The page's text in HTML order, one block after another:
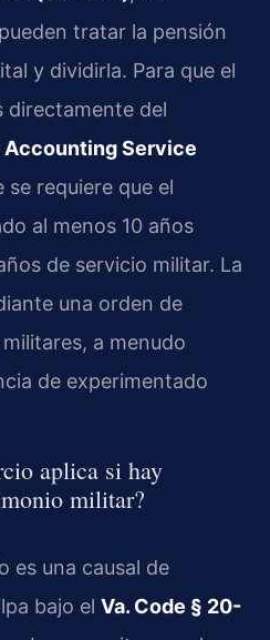
tratar la pensión
y dividirla. Para que el
directamente del
Accounting Service
se requiere que el
al menos 10 años
de servicio militar. La
una orden de
a menudo
de experimentado
aplica si hay
militar?
es una causal de
bajo el Va. Code § 20-